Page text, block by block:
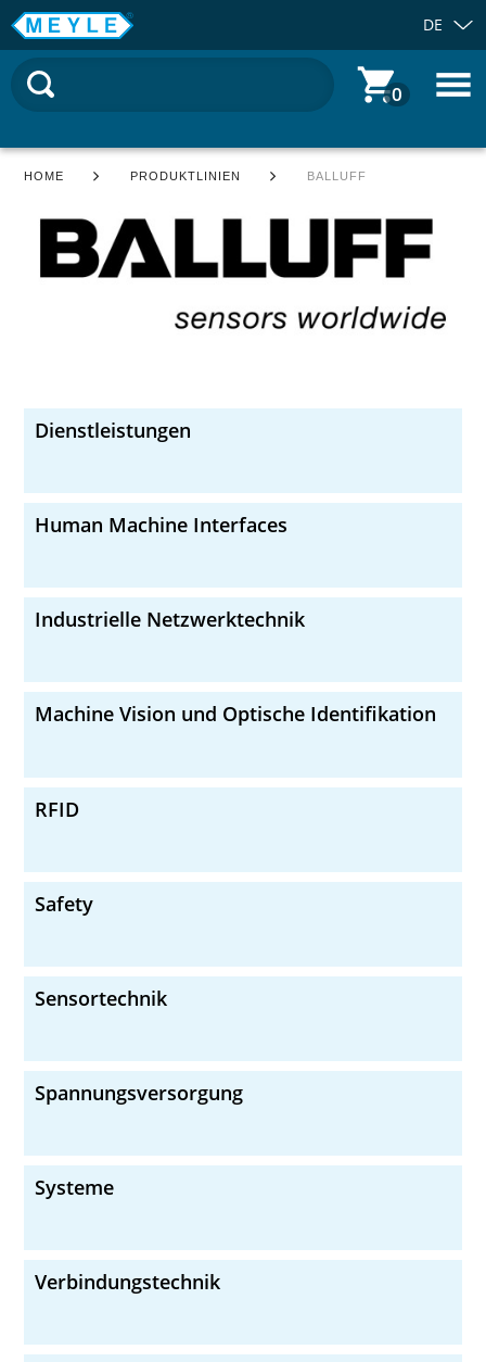
DE
0
HOME PRODUKTLINIEN BALLUFF
Dienstleistungen
Human Machine Interfaces
Industrielle Netzwerktechnik
Machine Vision und Optische Identifikation
RFID
Safety
Sensortechnik
Spannungsversorgung
Systeme
Verbindungstechnik